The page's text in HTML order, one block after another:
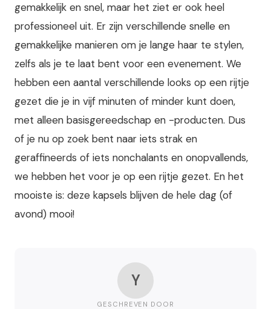
gemakkelijk en snel, maar het ziet er ook heel
professioneel uit. Er zijn verschillende snelle en
gemakkelijke manieren om je lange haar te stylen,
zelfs als je te laat bent voor een evenement. We
hebben een aantal verschillende looks op een rijtje
gezet die je in vijf minuten of minder kunt doen,
met alleen basisgereedschap en -producten. Dus
of je nu op zoek bent naar iets strak en
geraffineerds of iets nonchalants en onopvallends,
we hebben het voor je op een rijtje gezet. En het
mooiste is: deze kapsels blijven de hele dag (of
avond) mooi!
Y
GESCHREVEN DOOR